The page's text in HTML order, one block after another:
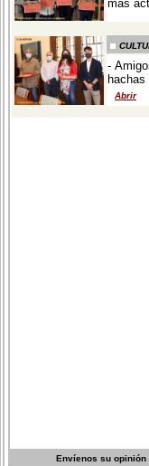
Envíenos su